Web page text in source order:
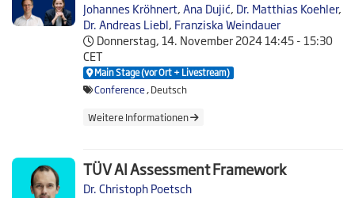
Johannes Kröhnert,Ana Dujić, Dr. Matthias Koehler,
Dr. Andreas Liebl, Franziska Weindauer
Donnerstag, 14. November 202414:45 - 15:30
CET
Main Stage (vor Ort + Livestream)
Conference, Deutsch
Weitere Informationen
TÜV AI Assessment Framework
Dr. Christoph Poetsch